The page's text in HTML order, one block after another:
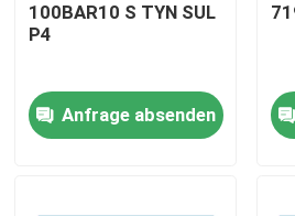
Produkte
Über uns
100BAR10 S TYN SUL
P4
Anfrage absenden